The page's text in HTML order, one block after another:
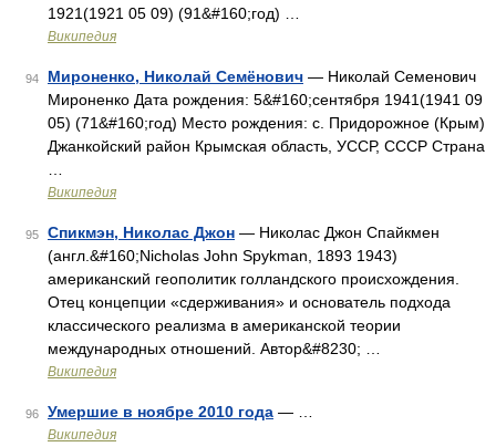
1921(1921 05 09) (91&#160;год) …
Википедия
94 Мироненко, Николай Семёнович — Николай Семенович
Мироненко Дата рождения: 5&#160;сентября 1941(1941 09
05) (71&#160;год) Место рождения: с. Придорожное (Крым)
Джанкойский район Крымская область, УССР, СССР Страна
Википедия
95 Спикмэн, Николас Джон — Николас Джон Спайкмен
(англ.&#160;Nicholas John Spykman, 1893 1943)
американский геополитик голландского происхождения.
Отец концепции «сдерживания» и основатель подхода
классического реализма в американской теории
международных отношений. Автор&#8230; …
Википедия
96 Умершие в ноябре 2010 года — …
Википедия